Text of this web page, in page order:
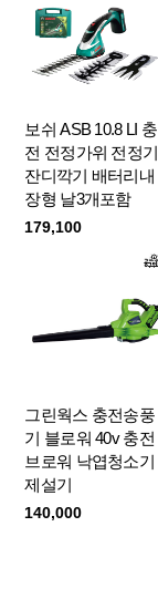
보쉬 ASB 10.8 LI 충
전 전정가위 전정기
잔디깍기 배터리내
장형 날3개포함
179,100
그린웍스 충전송풍
기 블로워 40v 충전
브로워 낙엽청소기
제설기
140,000